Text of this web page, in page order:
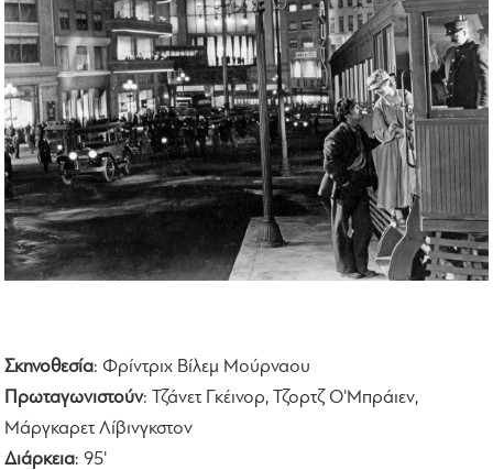
Σκηνοθεσία: Φρίντριχ Βίλεμ Μούρναου
Πρωταγωνιστούν: Τζάνετ Γκέινορ, Τζορτζ Ο'Μπράιεν,
Μάργκαρετ Λίβινγκστον
Διάρκεια: 95'